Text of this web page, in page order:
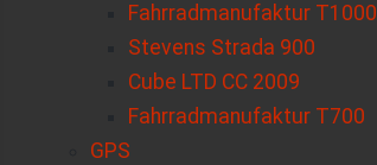
Fahrradmanufaktur T1000
Stevens Strada 900
Cube LTD CC 2009
Fahrradmanufaktur T700
GPS